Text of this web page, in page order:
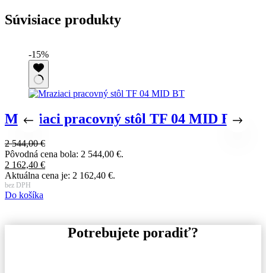
Súvisiace produkty
-15%
Mraziaci pracovný stôl TF 04 MID BT
2 544,00€
Pôvodná cena bola: 2 544,00 €.
2 162,40 €
Aktuálna cena je: 2 162,40 €.
bez DPH
Do košíka
Potrebujete poradiť?